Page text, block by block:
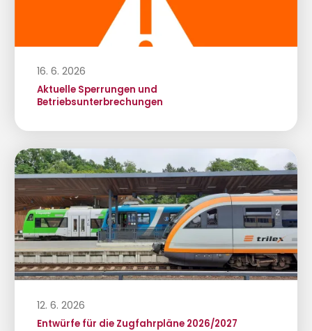
16. 6. 2026
Aktuelle Sperrungen und
Betriebsunterbrechungen
12. 6. 2026
Entwürfe für die Zugfahrpläne 2026/2027